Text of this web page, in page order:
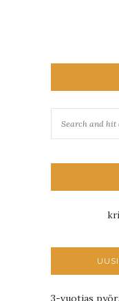
3-vuotias